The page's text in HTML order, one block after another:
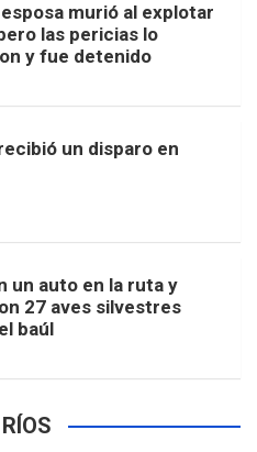
murió al explotar
las pericias lo
y fue detenido
un disparo en
un auto en la ruta y
27 aves silvestres
baúl